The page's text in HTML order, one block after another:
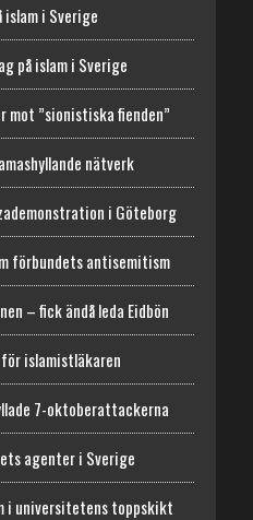
islam i Sverige
på islam i Sverige
mot ”sionistiska fienden”
nätverk
i Göteborg
förbundets antisemitism
– fick ändå leda Eidbön
islamistläkaren
7-oktoberattackerna
agenter i Sverige
i universitetens toppskikt